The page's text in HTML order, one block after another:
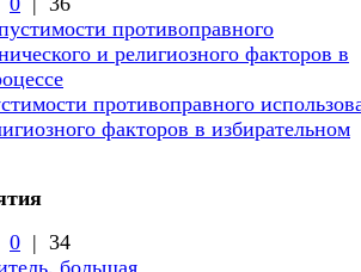
противоправного
факторов в избирательном
0 | 34